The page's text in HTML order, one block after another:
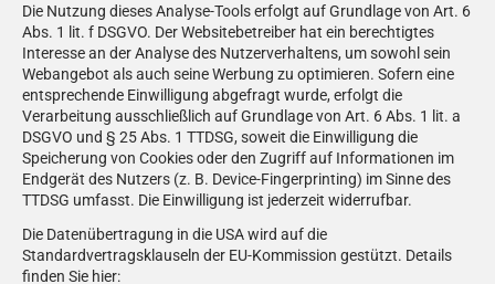
Die Nutzung dieses Analyse-Tools erfolgt auf Grundlage von Art. 6
Abs. 1 lit. f DSGVO. Der Websitebetreiber hat ein berechtigtes
Interesse an der Analyse des Nutzerverhaltens, um sowohl sein
Webangebot als auch seine Werbung zu optimieren. Sofern eine
entsprechende Einwilligung abgefragt wurde, erfolgt die
Verarbeitung ausschließlich auf Grundlage von Art. 6 Abs. 1 lit. a
DSGVO und § 25 Abs. 1 TTDSG, soweit die Einwilligung die
Speicherung von Cookies oder den Zugriff auf Informationen im
Endgerät des Nutzers (z. B. Device-Fingerprinting) im Sinne des
TTDSG umfasst. Die Einwilligung ist jederzeit widerrufbar.
Die Datenübertragung in die USA wird auf die
Standardvertragsklauseln der EU-Kommission gestützt. Details
finden Sie hier: